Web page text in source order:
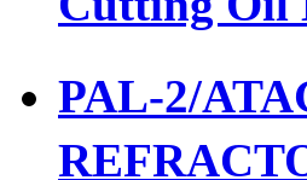
PAL-2/